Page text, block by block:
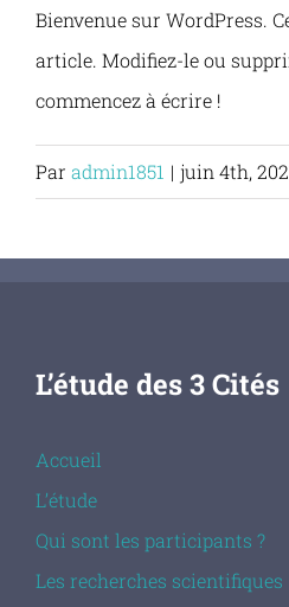
Passer
contenu
Bienvenue sur WordPress.
article. Modifiez-le ou
commencez à écrire !
Par admin1851 | juin 4th,
L’étude des 3 Cités
Accueil
L’étude
Qui sont les participants ?
Les recherches scientifiques